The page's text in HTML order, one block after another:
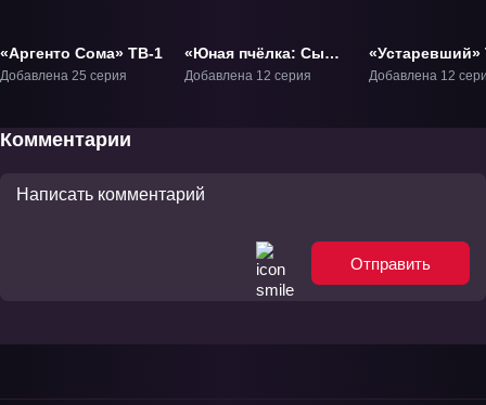
«Аргенто Сома» ТВ-1
Добавлена 25 серия
«Юная пчёлка: Сын
Эдема» ТВ-1
Добавлена 12 серия
«Устаревший»
Добавлена 12
Комментарии
Отправить